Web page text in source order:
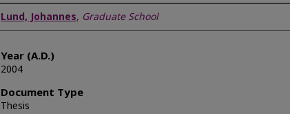
Author
Lund, Johannes, Graduate School
Year (A.D.)
2004
Document Type
Thesis